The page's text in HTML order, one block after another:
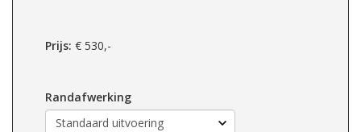
Prijs: € 530,-
Randafwerking